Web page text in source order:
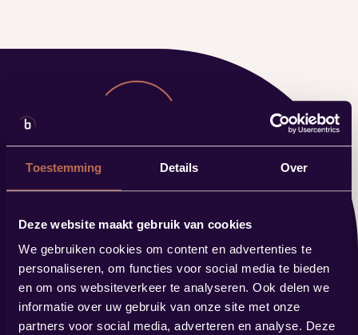
Toestemming Details Over
Deze website maakt gebruik van cookies
We gebruiken cookies om content en advertenties te
personaliseren, om functies voor social media te bieden
en om ons websiteverkeer te analyseren. Ook delen we
informatie over uw gebruik van onze site met onze
partners voor social media, adverteren en analyse. Deze
Contact
verkoop@bestbybest.nl
0485 57 14 88
Showroom